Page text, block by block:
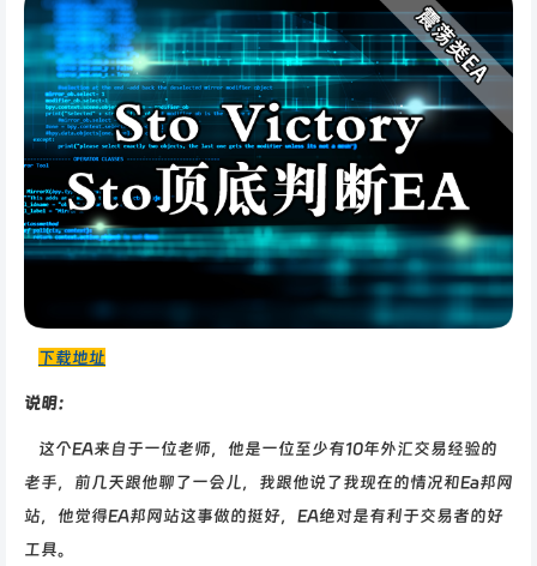
下载地址
说明：
这个EA来自于一位老师，他是一位至少有10年外汇交易经验的
老手，前几天跟他聊了一会儿，我跟他说了我现在的情况和Ea邦网
站，他觉得EA邦网站这事做的挺好，EA绝对是有利于交易者的好
工具。